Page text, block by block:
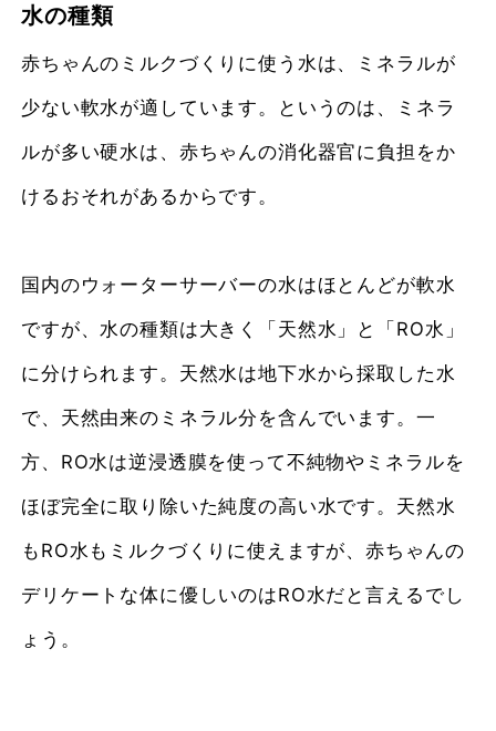
水の種類
赤ちゃんのミルクづくりに使う水は、ミネラルが
少ない軟水が適しています。というのは、ミネラ
ルが多い硬水は、赤ちゃんの消化器官に負担をか
けるおそれがあるからです。
国内のウォーターサーバーの水はほとんどが軟水
ですが、水の種類は大きく「天然水」と「RO水」
に分けられます。天然水は地下水から採取した水
で、天然由来のミネラル分を含んでいます。一
方、RO水は逆浸透膜を使って不純物やミネラルを
ほぼ完全に取り除いた純度の高い水です。天然水
もRO水もミルクづくりに使えますが、赤ちゃんの
デリケートな体に優しいのはRO水だと言えるでし
ょう。